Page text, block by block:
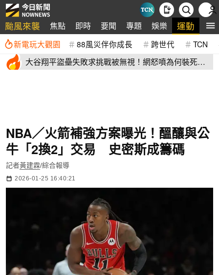
颱風來襲 焦點 即時 要聞 專題 娛樂 運動 全
新電玩大觀園 88風災伴你成長 跨世代 TCN
大谷翔平盜壘失敗求挑戰被無視！網怒噴為何裝死？
NBA／火箭補強方案曝光！醞釀與公
牛「2換2」交易 史密斯成籌碼
記者黃建霖/綜合報導
2026-01-25 16:40:21